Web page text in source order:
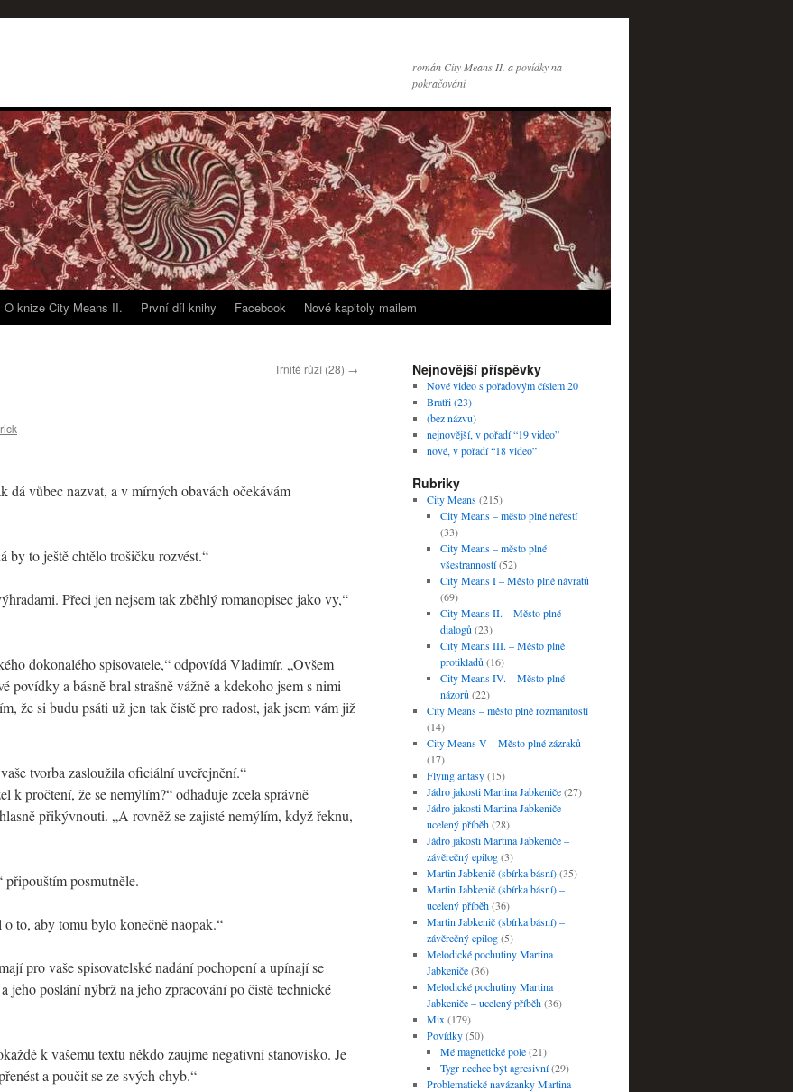
román City Means II. a povídky na
pokračování
O knize City Means II. První díl knihy Facebook Nové kapitoly mailem
Trnité růží (28) →
dá vůbec nazvat, a v mírných obavách očekávám
by to ještě chtělo trošičku rozvést.“
Přeci jen nejsem tak zběhlý romanopisec jako vy,“
dokonalého spisovatele,“ odpovídá Vladimír. „Ovšem
povídky a básně bral strašně vážně a kdekoho jsem s nimi
že si budu psáti už jen tak čistě pro radost, jak jsem vám již
tvorba zasloužila oficiální uveřejnění.“
k pročtení, že se nemýlím?“ odhaduje zcela správně
přikývnouti. „A rovněž se zajisté nemýlím, když řeknu,
posmutněle.
to, aby tomu bylo konečně naopak.“
pro vaše spisovatelské nadání pochopení a upínají se
jeho poslání nýbrž na jeho zpracování po čistě technické
k vašemu textu někdo zaujme negativní stanovisko. Je
a poučit se ze svých chyb.“
Nejnovější příspěvky
Nové video s pořadovým číslem 20
Bratři (23)
(bez názvu)
nejnovější, v pořadí “19 video”
nové, v pořadí “18 video”
Rubriky
City Means(215)
City Means – město plné neřestí
(33)
City Means – město plné
všestranností(52)
City Means I – Město plné návratů
(69)
City Means II. – Město plné
dialogů (23)
City Means III. – Město plné
protikladů (16)
City Means IV. – Město plné
názorů (22)
City Means – město plné rozmanitostí
(14)
City Means V – Město plné zázraků
(17)
Flying antasy(15)
Jádro jakosti Martina Jabkeniče(27)
Jádro jakosti Martina Jabkeniče –
ucelený příběh(28)
Jádro jakosti Martina Jabkeniče –
závěrečný epilog(3)
Martin Jabkenič (sbírka básní)(35)
Martin Jabkenič (sbírka básní) –
ucelený příběh(36)
Martin Jabkenič (sbírka básní) –
závěrečný epilog(5)
Melodické pochutiny Martina
Jabkeniče(36)
Melodické pochutiny Martina
Jabkeniče – ucelený příběh(36)
Mix (179)
Povídky(50)
Mé magnetické pole(21)
Tygr nechce být agresivní(29)
Problematické navázanky Martina